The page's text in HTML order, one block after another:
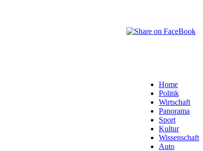
Home
Politik
Wirtschaft
Panorama
Sport
Kultur
Wissenschaft
Auto